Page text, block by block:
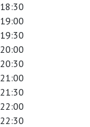
18:30
19:00
19:30
20:00
20:30
21:00
21:30
22:00
22:30